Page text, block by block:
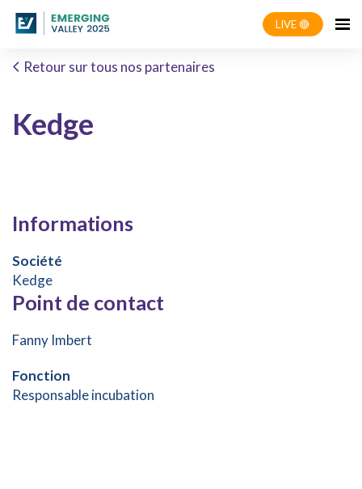
LIVE 🔴
Retour sur tous nos partenaires
Kedge
Informations
Société
Kedge
Point de contact
Fanny Imbert
Fonction
Responsable incubation